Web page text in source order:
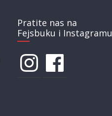
Pratite nas na
Fejsbuku i Instagramu
InstagramFacebook